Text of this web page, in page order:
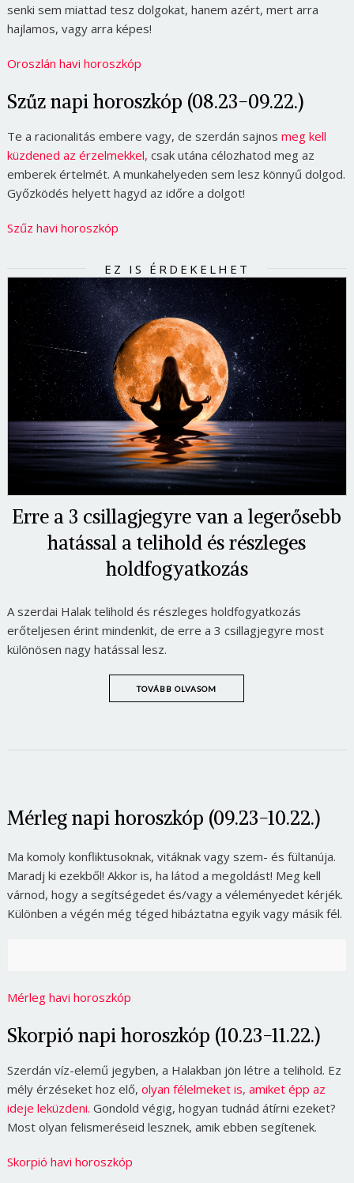
senki sem miattad tesz dolgokat, hanem azért, mert arra
hajlamos, vagy arra képes!
Oroszlán havi horoszkóp
Szűz napi horoszkóp (08.23-09.22.)
Te a racionalitás embere vagy, de szerdán sajnos meg kell
küzdened az érzelmekkel, csak utána célozhatod meg az
emberek értelmét. A munkahelyeden sem lesz könnyű dolgod.
Győzködés helyett hagyd az időre a dolgot!
Szűz havi horoszkóp
EZ IS ÉRDEKELHET
Erre a 3 csillagjegyre van a legerősebb
hatással a telihold és részleges
holdfogyatkozás
A szerdai Halak telihold és részleges holdfogyatkozás
erőteljesen érint mindenkit, de erre a 3 csillagjegyre most
különösen nagy hatással lesz.
TOVÁBB OLVASOM
Mérleg napi horoszkóp (09.23-10.22.)
Ma komoly konfliktusoknak, vitáknak vagy szem- és fültanúja.
Maradj ki ezekből! Akkor is, ha látod a megoldást! Meg kell
várnod, hogy a segítségedet és/vagy a véleményedet kérjék.
Különben a végén még téged hibáztatna egyik vagy másik fél.
Mérleg havi horoszkóp
Skorpió napi horoszkóp (10.23-11.22.)
Szerdán víz-elemű jegyben, a Halakban jön létre a telihold. Ez
mély érzéseket hoz elő, olyan félelmeket is, amiket épp az
ideje leküzdeni. Gondold végig, hogyan tudnád átírni ezeket?
Most olyan felismeréseid lesznek, amik ebben segítenek.
Skorpió havi horoszkóp